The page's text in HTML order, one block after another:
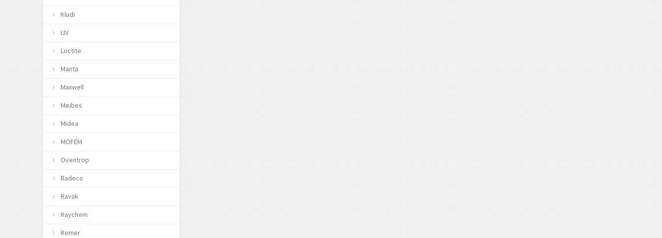
Kludi
LIV
Loctite
Manta
Maxwell
Meibes
Midea
MOFÉM
Oventrop
Radeco
Ravak
Raychem
Remer